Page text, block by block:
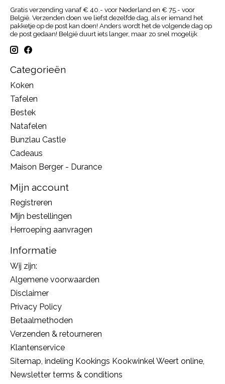
Gratis verzending vanaf € 40.- voor Nederland en € 75.- voor
België. Verzenden doen we liefst dezelfde dag, als er iemand het
pakketje op de post kan doen! Anders wordt het de volgende dag op
de post gedaan! België duurt iets langer, maar zo snel mogelijk
Categorieën
Koken
Tafelen
Bestek
Natafelen
Bunzlau Castle
Cadeaus
Maison Berger - Durance
Mijn account
Registreren
Mijn bestellingen
Herroeping aanvragen
Informatie
Wij zijn:
Algemene voorwaarden
Disclaimer
Privacy Policy
Betaalmethoden
Verzenden & retourneren
Klantenservice
Sitemap, indeling Kookings Kookwinkel Weert online,
Newsletter terms & conditions